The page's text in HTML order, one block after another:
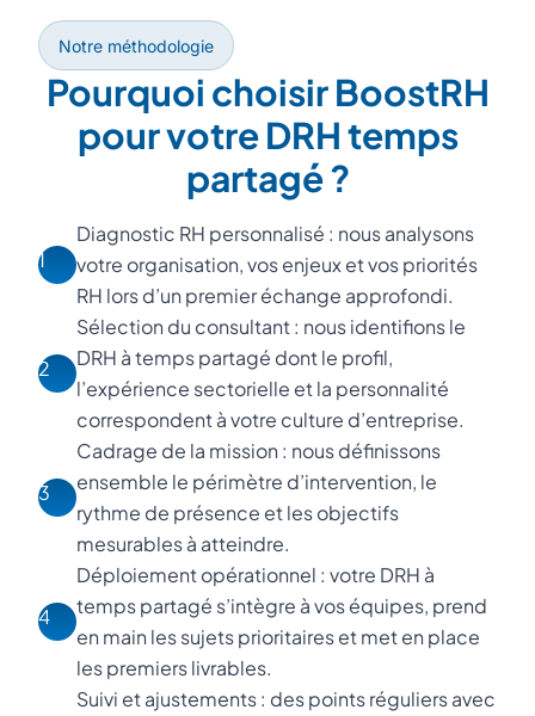
Notre méthodologie
Pourquoi choisir BoostRH
pour votre DRH temps
partagé ?
1
Diagnostic RH personnalisé : nous analysons
votre organisation, vos enjeux et vos priorités
RH lors d’un premier échange approfondi.
2
Sélection du consultant : nous identifions le
DRH à temps partagé dont le profil,
l’expérience sectorielle et la personnalité
correspondent à votre culture d’entreprise.
3
Cadrage de la mission : nous définissons
ensemble le périmètre d’intervention, le
rythme de présence et les objectifs
mesurables à atteindre.
4
Déploiement opérationnel : votre DRH à
temps partagé s’intègre à vos équipes, prend
en main les sujets prioritaires et met en place
les premiers livrables.
Suivi et ajustements : des points réguliers avec